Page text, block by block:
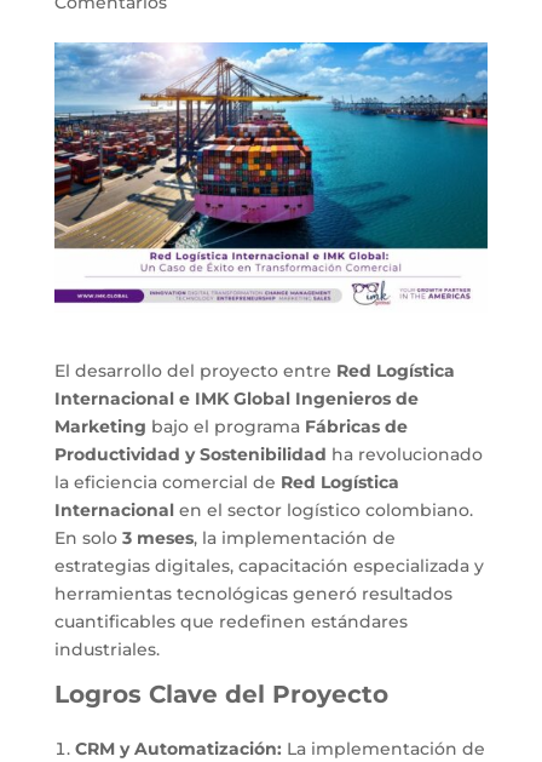
El desarrollo del proyecto entre Red Logística
Internacional e IMK Global Ingenieros de
Marketing bajo el programa Fábricas de
Productividad y Sostenibilidad ha revolucionado
la eficiencia comercial de Red Logística
Internacionalen el sector logístico colombiano.
En solo 3 meses, la implementación de
estrategias digitales, capacitación especializada y
herramientas tecnológicas generó resultados
cuantificables que redefinen estándares
industriales.
Logros Clave del Proyecto
CRM y Automatización: La implementación de